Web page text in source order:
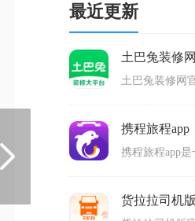
最近更新
土巴兔装修
携程旅程app
货拉拉司机